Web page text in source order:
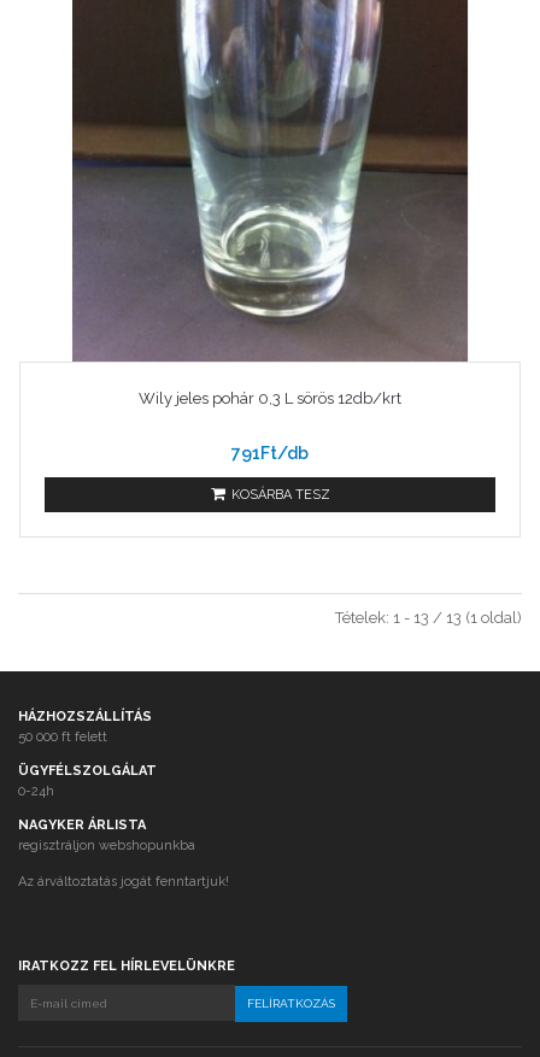
Wily jeles pohár 0,3 L sörös 12db/krt
791Ft/db
KOSÁRBA TESZ
Tételek: 1 - 13 / 13 (1 oldal)
HÁZHOZSZÁLLÍTÁS
50 000 ft felett
ÜGYFÉLSZOLGÁLAT
0-24h
NAGYKER ÁRLISTA
regisztráljon webshopunkba
Az árváltoztatás jogát fenntartjuk!
IRATKOZZ FEL HÍRLEVELÜNKRE